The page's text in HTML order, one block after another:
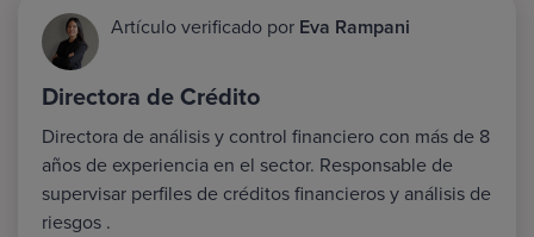
Artículo verificado por Eva Rampani
Directora de Crédito
Directora de análisis y control financiero con más de 8
años de experiencia en el sector. Responsable de
supervisar perfiles de créditos financieros y análisis de
riesgos .